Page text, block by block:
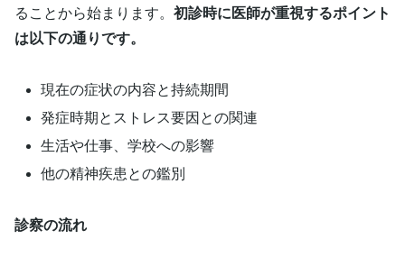
ることから始まります。 初診時に医師が重視するポイント
は以下の通りです。
現在の症状の内容と持続期間
発症時期とストレス要因との関連
生活や仕事、学校への影響
他の精神疾患との鑑別
診察の流れ